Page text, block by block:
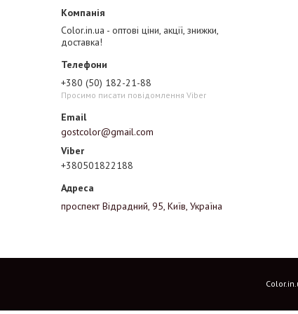
Color.in.ua - оптові ціни, акції, знижки,
доставка!
+380 (50) 182-21-88
Просимо писати повідомлення Viber
gostcolor@gmail.com
+380501822188
проспект Відрадний, 95, Київ, Україна